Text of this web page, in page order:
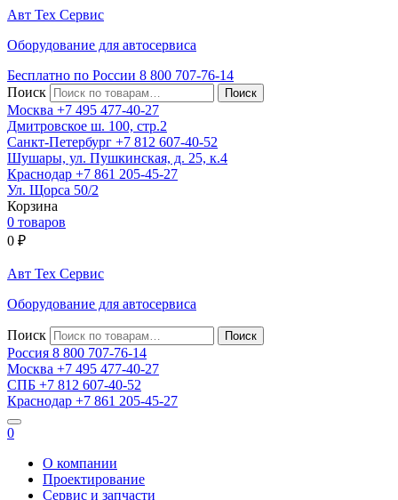
Авт Тех Сервис
Оборудование для автосервиса
Бесплатно по России 8 800 707-76-14
Поиск
Москва +7 495 477-40-27
Дмитровское ш. 100, стр.2
Санкт-Петербург +7 812 607-40-52
Шушары, ул. Пушкинская, д. 25, к.4
Краснодар +7 861 205-45-27
Ул. Щорса 50/2
Корзина
0 товаров
0 ₽
Авт Тех Сервис
Оборудование для автосервиса
Поиск
Россия 8 800 707-76-14
Москва +7 495 477-40-27
СПБ +7 812 607-40-52
Краснодар +7 861 205-45-27
0
О компании
Проектирование
Сервис и запчасти